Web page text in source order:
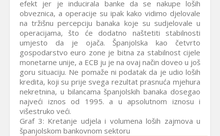
efekt jer je inducirala banke da se nakupe loših
obveznica, a operacije su ipak kako vidimo djelovale
na tržišnu percepciju banaka koje su sudjelovale u
operacijama, što će dodatno naštetiti stabilnosti
umjesto da je ojača. Španjolska kao četvrto
gospodarstvo euro zone je bitna za stabilnost cijele
monetarne unije, a ECB ju je na ovaj način doveo u još
goru situaciju. Ne pomaže ni podatak da je udio loših
kredita, koji su prije svega rezultat prasnuća mjehura
nekretnina, u bilancama španjolskih banaka dosegao
najveći iznos od 1995. a u apsolutnom iznosu i
višestruko veći.
Graf 3: Kretanje udjela i volumena loših zajmova u
španjolskom bankovnom sektoru